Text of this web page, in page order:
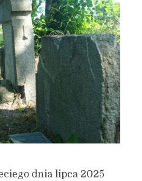
dnia lipca 2025